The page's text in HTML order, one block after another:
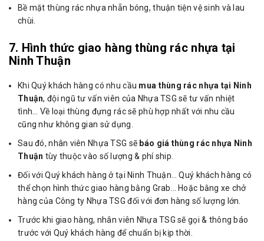
Bề mặt thùng rác nhựa nhẵn bóng, thuận tiện vệ sinh và lau
chùi.
7. Hình thức giao hàng thùng rác nhựa tại
Ninh Thuận
Khi Quý khách hàng có nhu cầu mua thùng rác nhựa tại Ninh
Thuận, đội ngũ tư vấn viên của Nhựa TSG sẽ tư vấn nhiệt
tình… Về loại thùng đựng rác sẽ phù hợp nhất với nhu cầu
cũng như không gian sử dụng.
Sau đó, nhân viên Nhựa TSG sẽ báo giá thùng rác nhựa Ninh
Thuận tùy thuộc vào số lượng & phí ship.
Đối với Quý khách hàng ở tại Ninh Thuận… Quý khách hàng có
thể chọn hình thức giao hàng bằng Grab… Hoặc bằng xe chở
hàng của Công ty Nhựa TSG đối với đơn hàng số lượng lớn.
Trước khi giao hàng, nhân viên Nhựa TSG sẽ gọi & thông báo
trước với Quý khách hàng để chuẩn bị kịp thời.